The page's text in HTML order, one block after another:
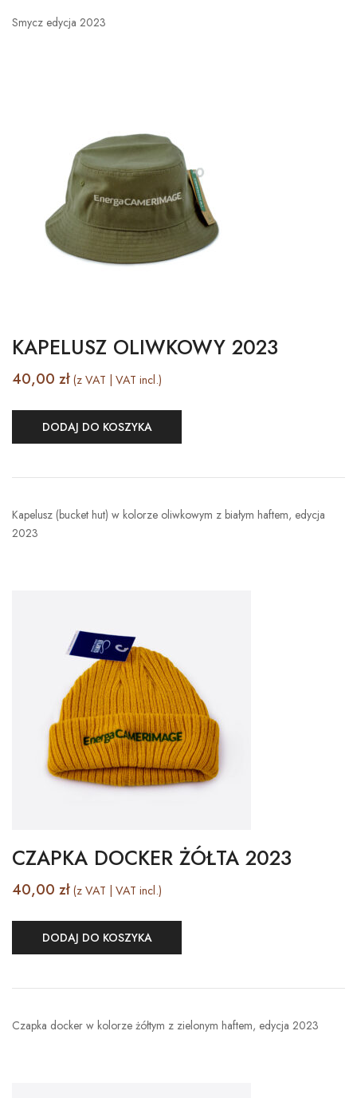
Smycz edycja 2023
KAPELUSZ OLIWKOWY 2023
40,00 zł (z VAT | VAT incl.)
DODAJ DO KOSZYKA
Kapelusz (bucket hut) w kolorze oliwkowym z białym haftem, edycja
2023
CZAPKA DOCKER ŻÓŁTA 2023
40,00 zł (z VAT | VAT incl.)
DODAJ DO KOSZYKA
Czapka docker w kolorze żółtym z zielonym haftem, edycja 2023